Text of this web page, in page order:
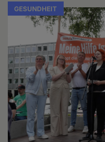
GESUNDHEIT